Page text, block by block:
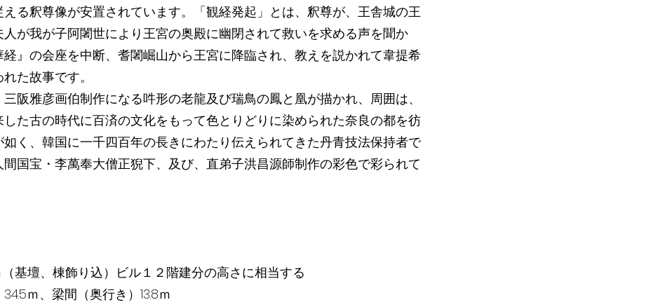
る釈尊像が安置されています。「観経発起」とは、釈尊が、王舎城の王
が我が子阿闍世により王宮の奥殿に幽閉されて救いを求める声を聞か
』の会座を中断、耆闍崛山から王宮に降臨され、教えを説かれて韋提希
た故事です。
阪雅彦画伯制作になる吽形の老龍及び瑞鳥の鳳と凰が描かれ、周囲は、
た古の時代に百済の文化をもって色とりどりに染められた奈良の都を彷
く、韓国に一千四百年の長きにわたり伝えられてきた丹青技法保持者で
間国宝・李萬奉大僧正猊下、及び、直弟子洪昌源師制作の彩色で彩られて
基壇、棟飾り込）ビル１２階建分の高さに相当する
ｍ、梁間（奥行き）13.8ｍ